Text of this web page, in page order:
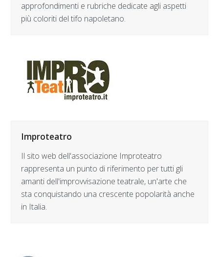
approfondimenti e rubriche dedicate agli aspetti
più coloriti del tifo napoletano.
Improteatro
Il sito web dell'associazione Improteatro
rappresenta un punto di riferimento per tutti gli
amanti dell'improvvisazione teatrale, un'arte che
sta conquistando una crescente popolarità anche
in Italia.